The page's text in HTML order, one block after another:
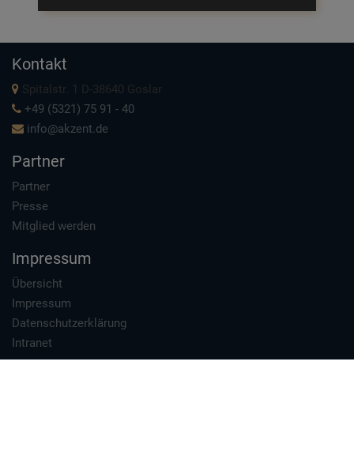
Kontakt
Spitalstr. 1 D-38640 Goslar
+49 (5321) 75 91 - 40
info@akzent.de
Partner
Partner
Presse
Mitglied werden
Impressum
Übersicht
Impressum
Datenschutzerklärung
Intranet